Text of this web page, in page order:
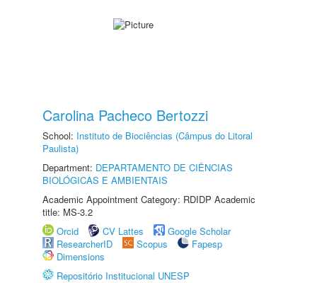
Carolina Pacheco Bertozzi
School: Instituto de Biociências (Câmpus do Litoral
Paulista)
Department: DEPARTAMENTO DE CIÊNCIAS
BIOLÓGICAS E AMBIENTAIS
Academic Appointment Category: RDIDP Academic
title: MS-3.2
Orcid
CV Lattes
Google Scholar
ResearcherID
Scopus
Fapesp
Dimensions
Repositório Institucional UNESP